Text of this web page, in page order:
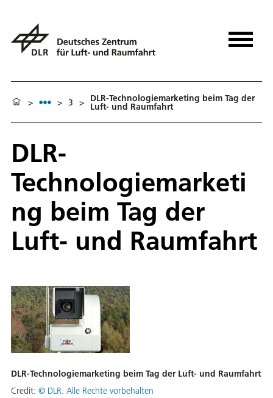
> > 3 > DLR-Technologiemarketing beim Tag der
Luft- und Raumfahrt
DLR-
Technologiemarketi
ng beim Tag der
Luft- und Raumfahrt
DLR-Technologiemarketing beim Tag der Luft- und Raumfahrt
Credit: © DLR. Alle Rechte vorbehalten